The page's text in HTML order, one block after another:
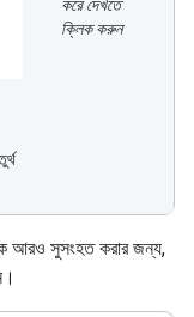
করে দেখতে
ক্লিক করুন
আরও সুসংহত করার জন্য,